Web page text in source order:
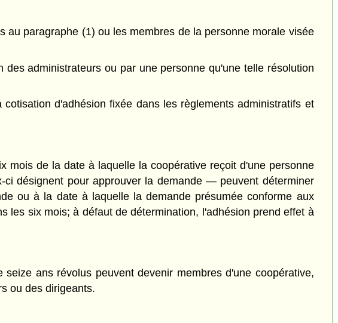
paragraphe (1) ou les membres de la personne morale visée
administrateurs ou par une personne qu'une telle résolution
d'adhésion fixée dans les règlements administratifs et
mois de la date à laquelle la coopérative reçoit d'une personne
désignent pour approuver la demande — peuvent déterminer
ou à la date à laquelle la demande présumée conforme aux
les six mois; à défaut de détermination, l'adhésion prend effet à
ans révolus peuvent devenir membres d'une coopérative,
ou des dirigeants.